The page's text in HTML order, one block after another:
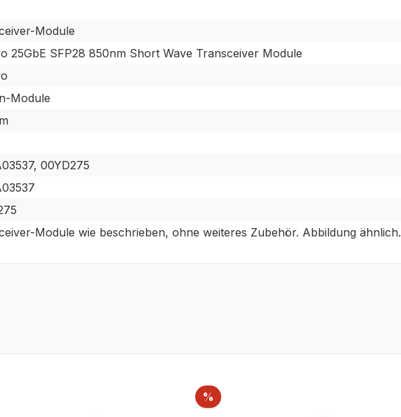
Module
25GbE SFP28 850nm Short Wave Transceiver Module
Module
00YD275
Module wie beschrieben, ohne weiteres Zubehör. Abbildung ähnlich.
% Rabatt